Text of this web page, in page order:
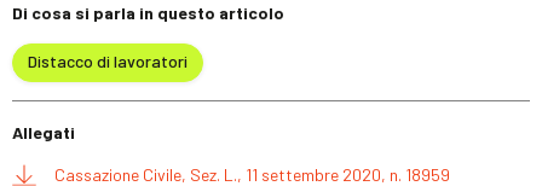
Di cosa si parla in questo articolo
Distacco di lavoratori
Allegati
Cassazione Civile, Sez. L., 11 settembre 2020, n. 18959